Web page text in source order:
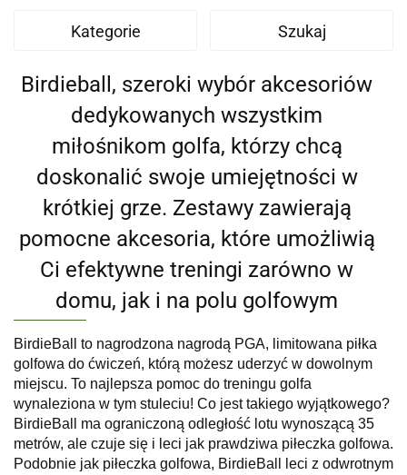
Kategorie Szukaj
Birdieball, szeroki wybór akcesoriów
dedykowanych wszystkim
miłośnikom golfa, którzy chcą
doskonalić swoje umiejętności w
krótkiej grze. Zestawy zawierają
pomocne akcesoria, które umożliwią
Ci efektywne treningi zarówno w
domu, jak i na polu golfowym
BirdieBall to nagrodzona nagrodą PGA, limitowana piłka
golfowa do ćwiczeń, którą możesz uderzyć w dowolnym
miejscu. To najlepsza pomoc do treningu golfa
wynaleziona w tym stuleciu! Co jest takiego wyjątkowego?
BirdieBall ma ograniczoną odległość lotu wynoszącą 35
metrów, ale czuje się i leci jak prawdziwa piłeczka golfowa.
Podobnie jak piłeczka golfowa, BirdieBall leci z odwrotnym